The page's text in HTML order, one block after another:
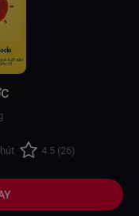
4.5 (26)